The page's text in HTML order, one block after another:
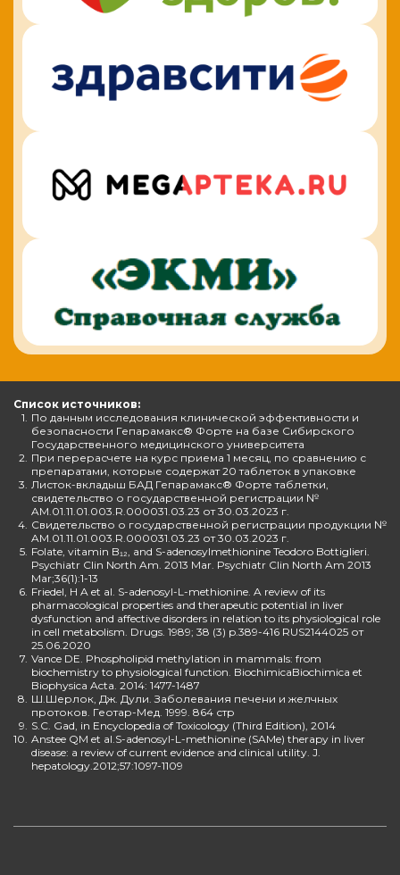
Список источников:
1. По данным исследования клинической эффективности и
безопасности Гепарамакс® Форте на базе Сибирского
Государственного медицинского университета
2. При перерасчете на курс приема 1 месяц, по сравнению с
препаратами, которые содержат 20 таблеток в упаковке
3. Листок-вкладыш БАД Гепарамакс® Форте таблетки,
свидетельство о государственной регистрации №
AM.01.11.01.003.R.000031.03.23 от 30.03.2023 г.
4. Свидетельство о государственной регистрации продукции №
AM.01.11.01.003.R.000031.03.23 от 30.03.2023 г.
5. Folate, vitamin B₁₂, and S-adenosylmethionine Teodoro Bottiglieri.
Psychiatr Clin North Am. 2013 Mar. Psychiatr Clin North Am 2013
Mar;36(1):1-13
6. Friedel, H A et al. S-adenosyl-L-methionine. A review of its
pharmacological properties and therapeutic potential in liver
dysfunction and affective disorders in relation to its physiological role
in cell metabolism. Drugs. 1989; 38 (3) p.389-416 RUS2144025 от
25.06.2020
7. Vance DE. Phospholipid methylation in mammals: from
biochemistry to physiological function. BiochimicaBiochimica et
Biophysica Acta. 2014: 1477-1487
8. Ш.Шерлок, Дж. Дули. Заболевания печени и желчных
протоков. Геотар-Мед. 1999. 864 стр
9. S.C. Gad, in Encyclopedia of Toxicology (Third Edition), 2014
10. Anstee QM et al.S-adenosyl-L-methionine (SAMe) therapy in liver
disease: a review of current evidence and clinical utility. J.
hepatology.2012;57:1097-1109